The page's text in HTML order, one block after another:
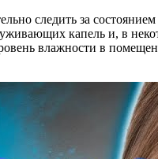
следить за
капель и, в
влажности в